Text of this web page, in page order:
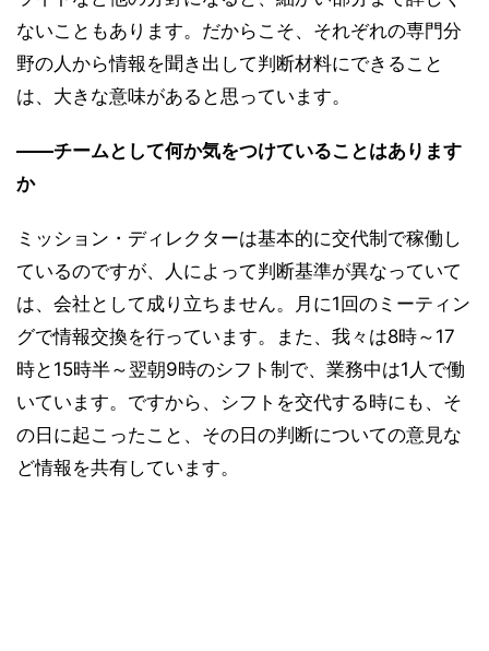
ないこともあります。だからこそ、それぞれの専門分
野の人から情報を聞き出して判断材料にできること
は、大きな意味があると思っています。
――チームとして何か気をつけていることはあります
か
ミッション・ディレクターは基本的に交代制で稼働し
ているのですが、人によって判断基準が異なっていて
は、会社として成り立ちません。月に1回のミーティン
グで情報交換を行っています。また、我々は8時～17
時と15時半～翌朝9時のシフト制で、業務中は1人で働
いています。ですから、シフトを交代する時にも、そ
の日に起こったこと、その日の判断についての意見な
ど情報を共有しています。